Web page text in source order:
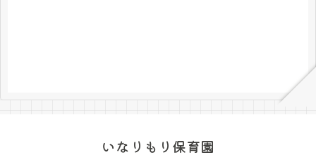
いなりもり保育園